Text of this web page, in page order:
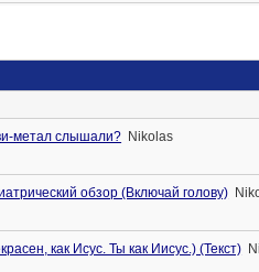
метал слышали? Nikolas
обзор (Включай голову)
как Исус. Ты как Иисус.) (Текст)